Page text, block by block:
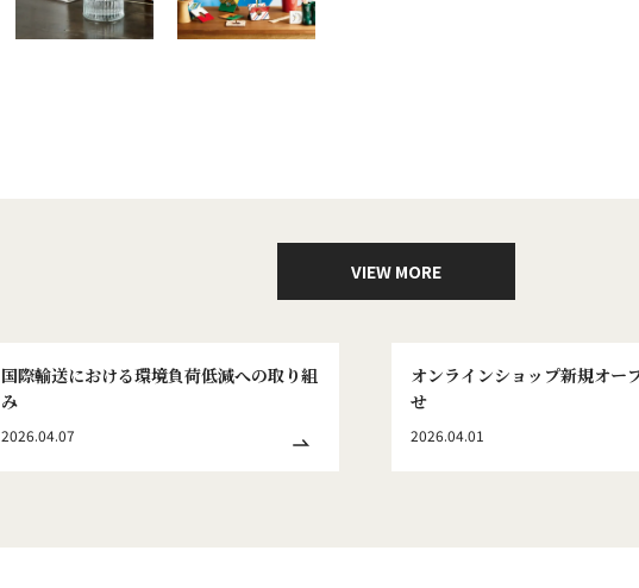
VIEW MORE
国際輸送における環境負荷低減への取り組
み
2026.04.07
オンラインショップ新規オー
せ
2026.04.01